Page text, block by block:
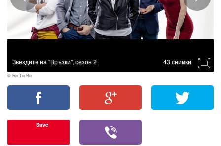
Звездите на "Връзки", сезон 2 43 снимки
© Би Ти Ви
Save